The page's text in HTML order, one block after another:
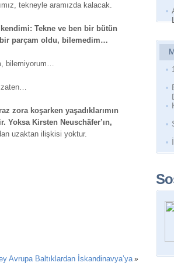
tekneyle aramızda kalacak.
Tekne ve ben bir bütün
parçam oldu, bilemedim…
bilemiyorum…
zaten…
zora koşarken yaşadıklarımın
Kirsten Neuschäfer’ın,
uzaktan ilişkisi yoktur.
Avrupa Baltıklardan İskandinavya’ya»